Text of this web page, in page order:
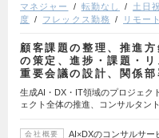
マネジャー
転勤なし 土日
度
フレックス勤務 リモー
顧客課題の整理、推進
の策定、進捗・課題・リ
重要会議の設計、関係
生成AI・DX・IT領域のプロジェク
ェクト全体の推進、コンサルタン
会社概要 AI×DXのコンサルサー